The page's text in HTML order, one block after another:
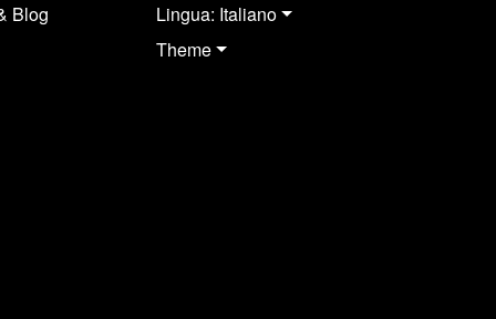
Blog
Lingua: Italiano
Theme